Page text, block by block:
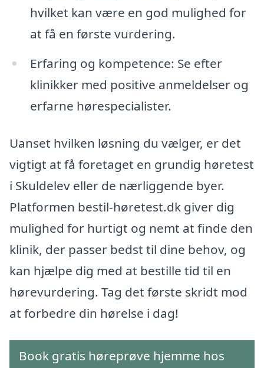
hvilket kan være en god mulighed for
at få en første vurdering.
Erfaring og kompetence: Se efter
klinikker med positive anmeldelser og
erfarne hørespecialister.
Uanset hvilken løsning du vælger, er det
vigtigt at få foretaget en grundig høretest
i Skuldelev eller de nærliggende byer.
Platformen bestil-høretest.dk giver dig
mulighed for hurtigt og nemt at finde den
klinik, der passer bedst til dine behov, og
kan hjælpe dig med at bestille tid til en
hørevurdering. Tag det første skridt mod
at forbedre din hørelse i dag!
Book gratis høreprøve hjemme hos